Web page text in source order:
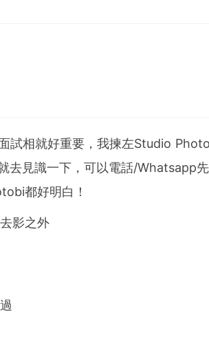
試相就好重要，我揀左Studio
去見識一下，可以電話/Whatsapp先
都好明白！
影之外